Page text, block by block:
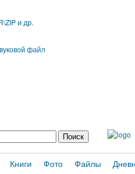
и др.
файл
Книги Фото Файлы